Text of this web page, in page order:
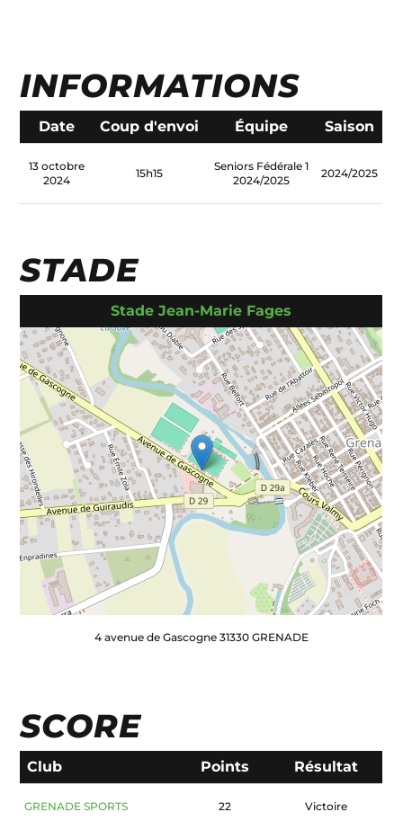
INFORMATIONS
Date Coup d'envoi Équipe Saison
13 octobre
2024
15h15
Seniors Fédérale 1
2024/2025
2024/2025
STADE
Stade Jean-Marie Fages
4 avenue de Gascogne 31330 GRENADE
SCORE
Club Points Résultat
GRENADE SPORTS 22 Victoire